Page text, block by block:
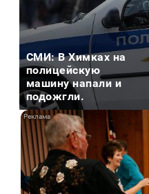
СМИ: В Химках на
полицейскую
машину напали и
подожгли.